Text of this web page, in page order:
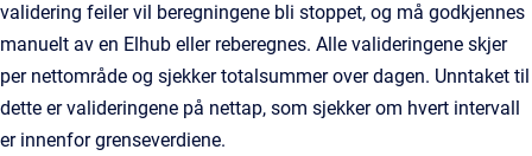
validering feiler vil beregningene bli stoppet, og må godkjennes
manuelt av en Elhub eller reberegnes. Alle valideringene skjer
per nettområde og sjekker totalsummer over dagen. Unntaket til
dette er valideringene på nettap, som sjekker om hvert intervall
er innenfor grenseverdiene.